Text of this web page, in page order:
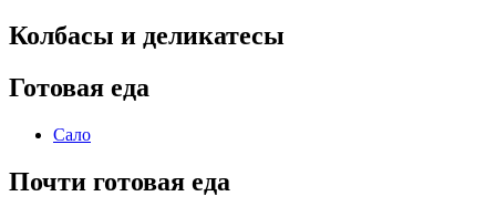
Колбасы и деликатесы
Готовая еда
Сало
Почти готовая еда